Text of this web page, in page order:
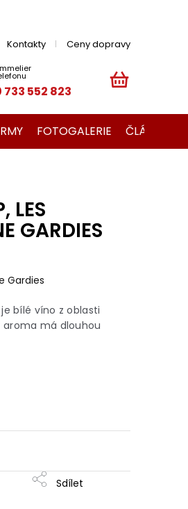
733 552 823
Kontakty Ceny dopravy
KOŠÍK
FOTOGALERIE ČLÁNKY O
LES
GARDIES
Gardies
bílé víno z oblasti
aroma má dlouhou
Sdílet